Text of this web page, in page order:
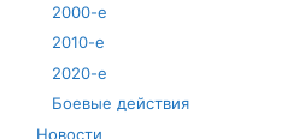
2000-е
2010-е
2020-е
Боевые действия
Новости